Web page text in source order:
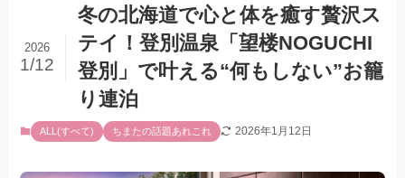
冬の北海道で心と体を癒す贅沢ス
テイ！登別温泉「望楼NOGUCHI
登別」で叶える“何もしない”お籠
り連泊
2026
1/12
ALL(すべて) ちまたの話題あれこれ 2026年1月12日